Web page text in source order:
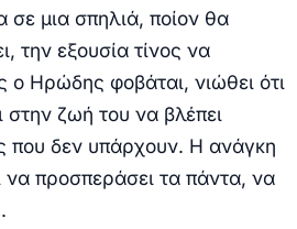
σε μια σπηλιά, ποίον θα
την εξουσία τίνος να
ο Ηρώδης φοβάται, νιώθει ότι
στην ζωή του να βλέπει
που δεν υπάρχουν. Η ανάγκη
να προσπεράσει τα πάντα, να